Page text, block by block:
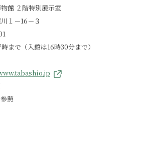
館 ２階特別展示室
１－16－３
まで（入館は16時30分まで）
照